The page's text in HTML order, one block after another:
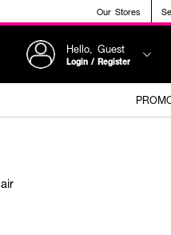
Our Stores
Hello, Guest
Login / Register